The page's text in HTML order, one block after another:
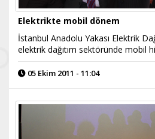
Elektrikte mobil dönem
İstanbul Anadolu Yakası Elektrik
elektrik dağıtım sektöründe mobil
05 Ekim 2011 - 11:04